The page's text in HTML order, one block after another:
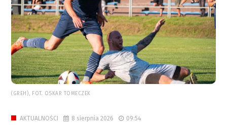
(GREH), FOT. OSKAR TOMECZEK
AKTUALNOŚCI 8 sierpnia 2026 09:54